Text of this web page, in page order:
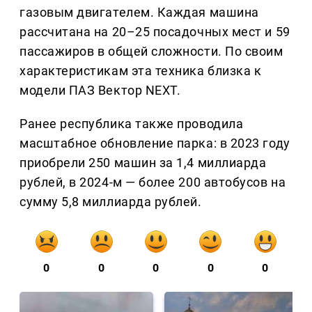
газовым двигателем. Каждая машина
рассчитана на 20–25 посадочных мест и 59
пассажиров в общей сложности. По своим
характеристикам эта техника близка к
модели ПАЗ Вектор NEXT.
Ранее республика также проводила
масштабное обновление парка: в 2023 году
приобрели 250 машин за 1,4 миллиарда
рублей, в 2024-м — более 200 автобусов на
сумму 5,8 миллиарда рублей.
0 0 0 0 0